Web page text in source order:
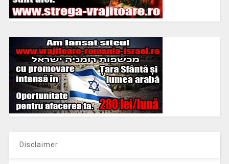
Disclaimer